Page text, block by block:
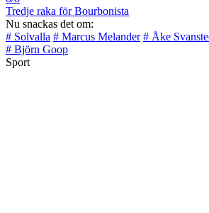
Tredje raka för Bourbonista
Nu snackas det om:
# Solvalla # Marcus Melander # Åke
# Björn Goop
Sport